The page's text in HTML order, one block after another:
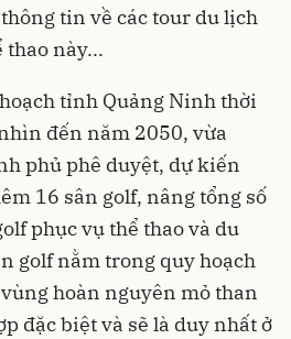
tin về các tour du lịch
này...
tỉnh Quảng Ninh thời
đến năm 2050, vừa
phủ phê duyệt, dự kiến
16 sân golf, nâng tổng số
phục vụ thể thao và du
golf nằm trong quy hoạch
hoàn nguyên mỏ than
đặc biệt và sẽ là duy nhất ở